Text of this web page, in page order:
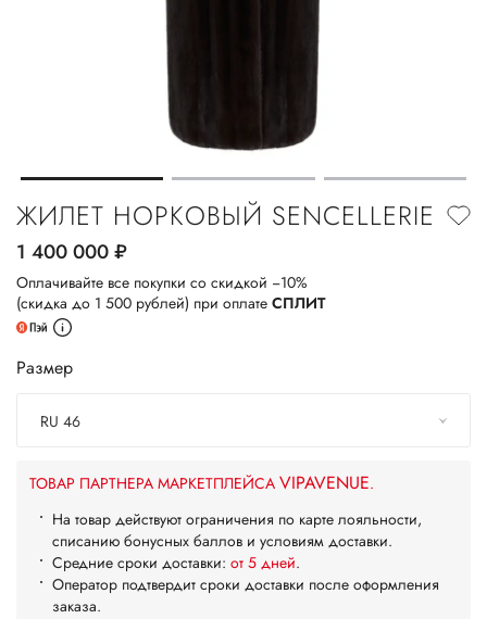
ЖИЛЕТ НОРКОВЫЙ SENCELLERIE
1 400 000руб.
Оплачивайте все покупки со скидкой −10%
(скидка до 1 500 рублей) при оплате СПЛИТ
Размер
RU 46
ТОВАР ПАРТНЕРА МАРКЕТПЛЕЙСА VIPAVENUE.
На товар действуют ограничения по карте лояльности,
списанию бонусных баллов и условиям доставки.
Средние сроки доставки: от 5 дней.
Оператор подтвердит сроки доставки после оформления
заказа.